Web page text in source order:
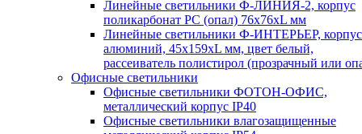
Линейные светильники Ф-ЛИНИЯ-2, корпус
поликарбонат РС (опал) 76х76хL мм
Линейные светильники Ф-ИНТЕРЬЕР, корпус
алюминий, 45х159хL мм, цвет белый,
рассеиватель полистирол (прозрачный или
Офисные светильники
Офисные светильники ФОТОН-ОФИС,
металлический корпус IP40
Офисные светильники влагозащищенные